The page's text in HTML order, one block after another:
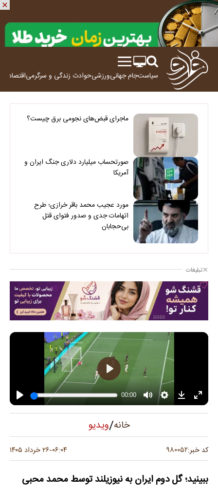
سیاستجام جهانیورزشیحوادث زندگی و سرگرمیاقتصاد
ماجرای قبض‌های نجومی برق چیست؟
صورتحساب میلیارد دلاری جنگ ایران و
آمریکا
مورد عجیب محمد باقر خرازی؛ طرح
اتهامات جدی و صدور فتوای قتل
بی‌حجابان
تبلیغات
خانه/ویدیو
کد خبر:۹۸۰۰۵۲ ۰۶:۰۴-۲۶ خرداد ۱۴۰۵
ببینید؛ گل دوم ایران به نیوزیلند توسط محمد محبی